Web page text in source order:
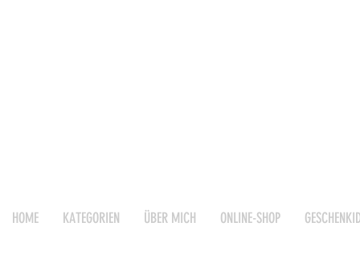
HOME KATEGORIEN ÜBER MICH ONLINE-SHOP